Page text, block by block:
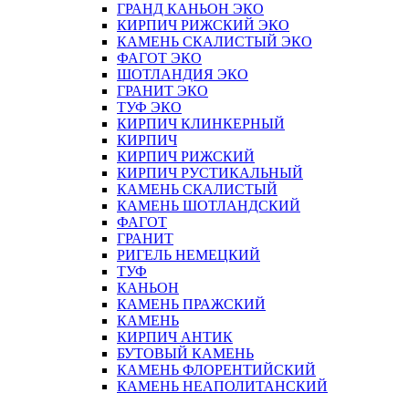
ГРАНД КАНЬОН ЭКО
КИРПИЧ РИЖСКИЙ ЭКО
КАМЕНЬ СКАЛИСТЫЙ ЭКО
ФАГОТ ЭКО
ШОТЛАНДИЯ ЭКО
ГРАНИТ ЭКО
ТУФ ЭКО
КИРПИЧ КЛИНКЕРНЫЙ
КИРПИЧ
КИРПИЧ РИЖСКИЙ
КИРПИЧ РУСТИКАЛЬНЫЙ
КАМЕНЬ СКАЛИСТЫЙ
КАМЕНЬ ШОТЛАНДСКИЙ
ФАГОТ
ГРАНИТ
РИГЕЛЬ НЕМЕЦКИЙ
ТУФ
КАНЬОН
КАМЕНЬ ПРАЖСКИЙ
КАМЕНЬ
КИРПИЧ АНТИК
БУТОВЫЙ КАМЕНЬ
КАМЕНЬ ФЛОРЕНТИЙСКИЙ
КАМЕНЬ НЕАПОЛИТАНСКИЙ